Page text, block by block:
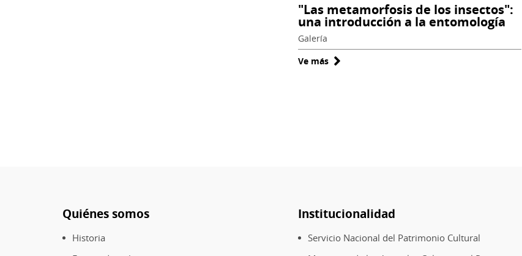
"Las metamorfosis de los insectos":
una introducción a la entomología
Galería
Ve más sobre
entomología
Quiénes somos
Historia
Institucionalidad
Servicio Nacional del Patrimonio Cultural